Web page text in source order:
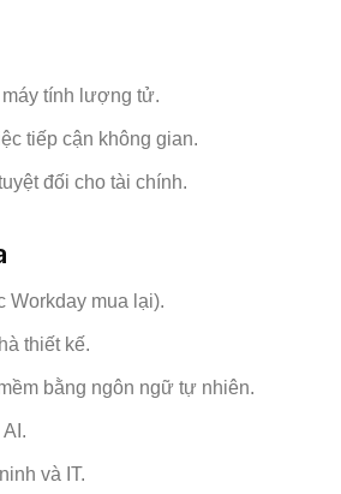
tính lượng tử.
tiếp cận không gian.
đối cho tài chính.
Workday mua lại).
thiết kế.
bằng ngôn ngữ tự nhiên.
và IT.